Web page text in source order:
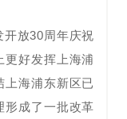
放30周年庆祝
更好发挥上海浦
上海浦东新区已
形成了一批改革